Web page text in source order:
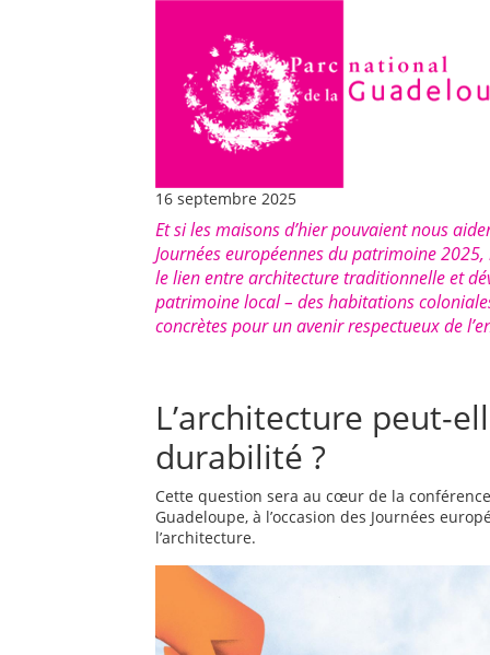
16 septembre 2025
Et si les maisons d’hier pouvaient nous
Journées européennes du patrimoine
le lien entre architecture traditionnelle et
patrimoine local – des habitations
concrètes pour un avenir respectueux de
L’architecture peut-
durabilité ?
Cette question sera au cœur de la
Guadeloupe, à l’occasion des Journées
l’architecture.